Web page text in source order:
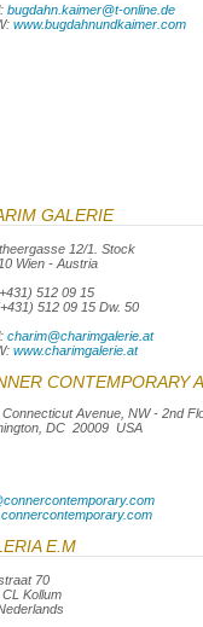
bugdahn.kaimer@t-online.de
www.bugdahnundkaimer.com
GALERIE
12/1. Stock
Wien - Austria
512 09 15
512 09 15 Dw. 50
charim@charimgalerie.at
www.charimgalerie.at
CONTEMPORARY
Connecticut Avenue, NW - 2nd
DC 20009 USA
E.M
70
Kollum